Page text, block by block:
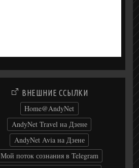
ВНЕШНИЕ ССЫЛКИ
Home@AndyNet
AndyNet Travel на Дзене
AndyNet Avia на Дзене
Мой поток сознания в Telegram